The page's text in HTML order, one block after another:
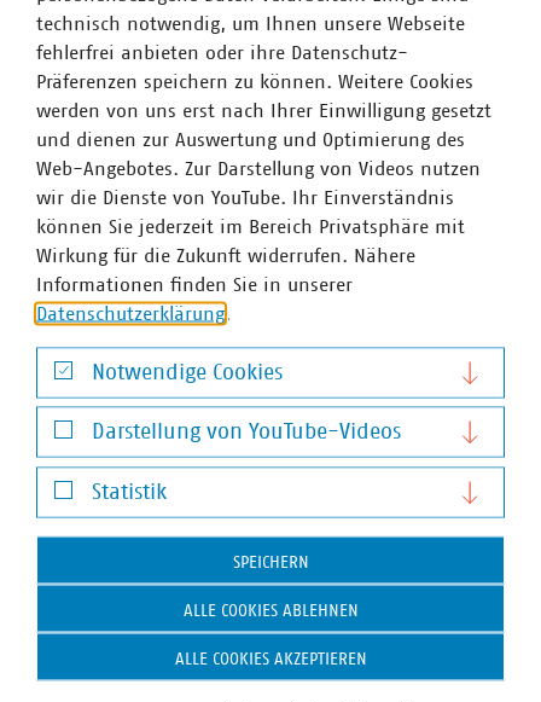
Dr. Jürgen Kruse
Stv. Geschäftsführer
+49 211 159243-13
kruse(at)vku(dot)de
technisch notwendig, um Ihnen unsere Webseite
fehlerfrei anbieten oder ihre Datenschutz-
Präferenzen speichern zu können. Weitere Cookies
werden von uns erst nach Ihrer Einwilligung gesetzt
und dienen zur Auswertung und Optimierung des
Web-Angebotes. Zur Darstellung von Videos nutzen
wir die Dienste von YouTube. Ihr Einverständnis
können Sie jederzeit im Bereich Privatsphäre mit
Wirkung für die Zukunft widerrufen. Nähere
Informationen finden Sie in unserer
Datenschutzerklärung
Notwendige Cookies
Notwendige Cookies
Darstellung von YouTube-Videos
Darstellung von YouTube-Videos
Statistik
Statistik
SPEICHERN
ALLE COOKIES ABLEHNEN
ALLE COOKIES AKZEPTIEREN